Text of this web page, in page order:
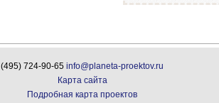
(495) 724-90-65 info@planeta-proektov.ru
Карта сайта
Подробная карта проектов